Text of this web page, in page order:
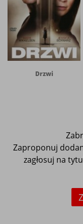
Drzwi
Zaproponuj
zagłosuj na